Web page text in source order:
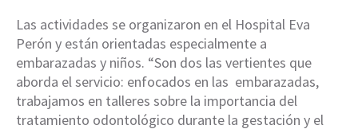
Las actividades se organizaron en el Hospital Eva
Perón y están orientadas especialmente a
embarazadas y niños. “Son dos las vertientes que
aborda el servicio: enfocados en las embarazadas,
trabajamos en talleres sobre la importancia del
tratamiento odontológico durante la gestación y el